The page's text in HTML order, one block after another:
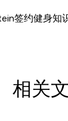
签约健身知
相关